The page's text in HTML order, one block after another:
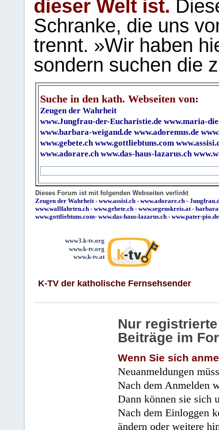
dieser Welt ist.
Schranke, die uns
trennt. »Wir haben
sondern suchen die
Suche in den kath. Webseiten von:
Zeugen der Wahrheit
www.Jungfrau-der-Eucharistie.de www.maria-
www.barbara-weigand.de www.adoremus.de
www.gebete.ch www.gottliebtuns.com
www.adorare.ch www.das-haus-lazarus.ch
Dieses Forum ist mit folgenden Webseiten verlinkt
Zeugen der Wahrheit - www.assisi.ch - www.adorare.ch -
www.wallfahrten.ch - www.gebete.ch - www.segenskreis.at -
www.gottliebtuns.com- www.das-haus-lazarus.ch - www.pater-pio.de
www3.k-tv.org
www.k-tv.org
www.k-tv.at
K-TV der katholische Fernsehsender
Nur
Beiträge im
Wenn Sie sich
Neuanmeldungen
Nach dem Anmelden
Dann können sie sich
Nach dem Einloggen
ändern oder weitere